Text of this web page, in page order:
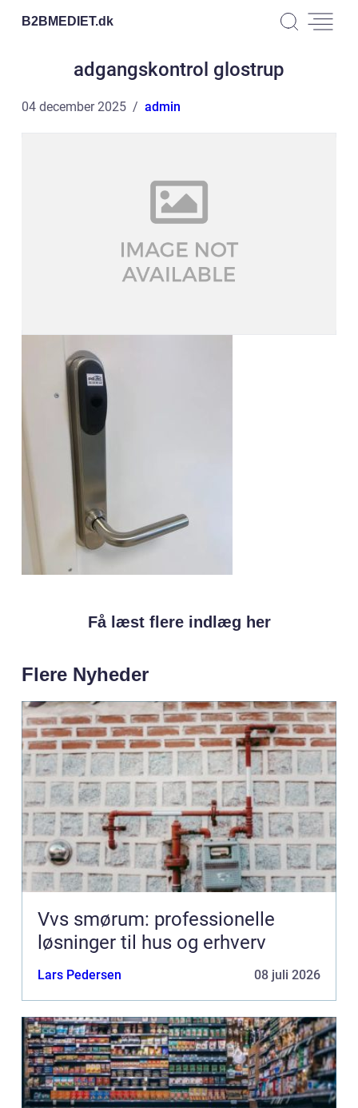
B2BMEDIET.dk
adgangskontrol glostrup
04 december 2025 admin
Få læst flere indlæg her
Flere Nyheder
Vvs smørum: professionelle
løsninger til hus og erhverv
Lars Pedersen 08 juli 2026